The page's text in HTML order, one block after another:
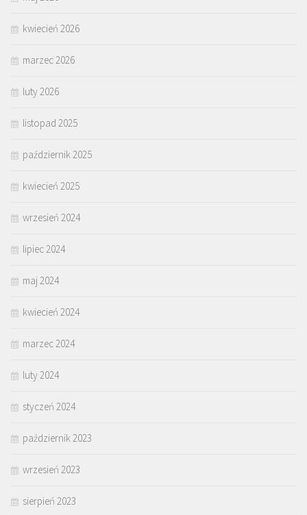
kwiecień 2026
marzec 2026
luty 2026
listopad 2025
październik 2025
kwiecień 2025
wrzesień 2024
lipiec 2024
maj 2024
kwiecień 2024
marzec 2024
luty 2024
styczeń 2024
październik 2023
wrzesień 2023
sierpień 2023